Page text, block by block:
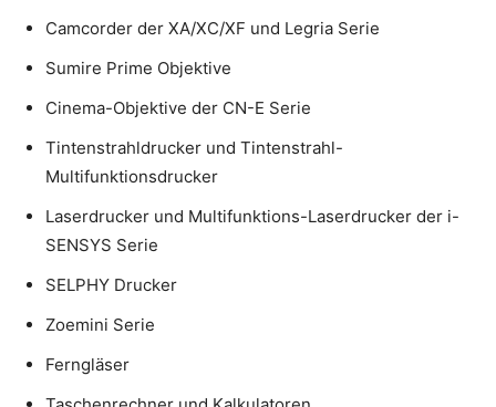
Camcorder der XA/XC/XF und Legria Serie
Sumire Prime Objektive
Cinema-Objektive der CN-E Serie
Tintenstrahldrucker und Tintenstrahl-
Multifunktionsdrucker
Laserdrucker und Multifunktions-Laserdrucker der i-
SENSYS Serie
SELPHY Drucker
Zoemini Serie
Ferngläser